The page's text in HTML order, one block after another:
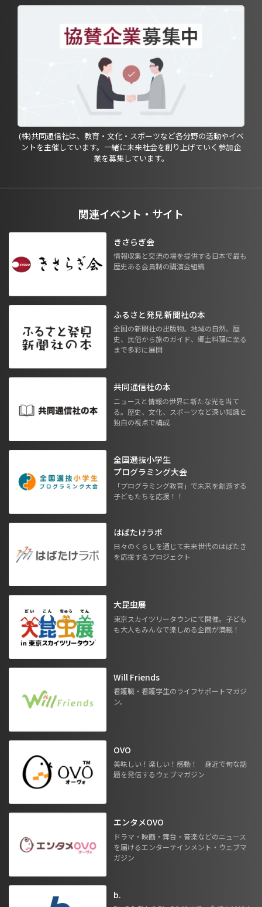
(株)共同通信社は、教育・文化・スポーツなど各分野の活動やイベ
ントを主催しています。一緒に未来社会を創り上げていく参加企
業を募集しています。
関連イベント・サイト
きさらぎ会
情報収集と交流の場を提供する日本で最も
歴史ある会員制の講演会組織
ふるさと発見 新聞社の本
全国の新聞社の出版物。地域の自然、歴
史、民俗から旅のガイド、郷土料理に至る
まで多彩に展開
共同通信社の本
ニュースと情報の世界に新たな光を当て
る。歴史、文化、スポーツなど深い知識と
独自の視点で構成
全国選抜小学生
プログラミング大会
「プログラミング教育」で未来を創造する
子どもたちを応援！！
はばたけラボ
日々のくらしを通じて未来世代のはばたき
を応援するプロジェクト
大昆虫展
東京スカイツリータウンにて開催。子ども
も大人もみんなで楽しめる企画が満載！
Will Friends
看護職・看護学生のライフサポートマガジ
ン。
OVO
美味しい！楽しい！感動！ 身近で旬な話
題を発信するウェブマガジン
エンタメOVO
ドラマ・映画・舞台・音楽などのニュース
を届けるエンターテインメント・ウェブマ
ガジン
b.